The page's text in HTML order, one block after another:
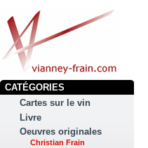
CATÉGORIES
Cartes sur le vin
Livre
Oeuvres originales
Christian Frain